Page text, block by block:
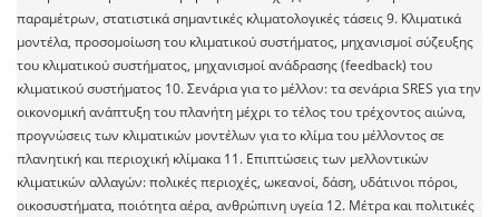
παραμέτρων, στατιστικά σημαντικές κλιματολογικές τάσεις 9. Κλιματικά
μοντέλα, προσομοίωση του κλιματικού συστήματος, μηχανισμοί σύζευξης
του κλιματικού συστήματος, μηχανισμοί ανάδρασης (feedback) του
κλιματικού συστήματος 10. Σενάρια για το μέλλον: τα σενάρια SRES για την
οικονομική ανάπτυξη του πλανήτη μέχρι το τέλος του τρέχοντος αιώνα,
προγνώσεις των κλιματικών μοντέλων για το κλίμα του μέλλοντος σε
πλανητική και περιοχική κλίμακα 11. Επιπτώσεις των μελλοντικών
κλιματικών αλλαγών: πολικές περιοχές, ωκεανοί, δάση, υδάτινοι πόροι,
οικοσυστήματα, ποιότητα αέρα, ανθρώπινη υγεία 12. Μέτρα και πολιτικές